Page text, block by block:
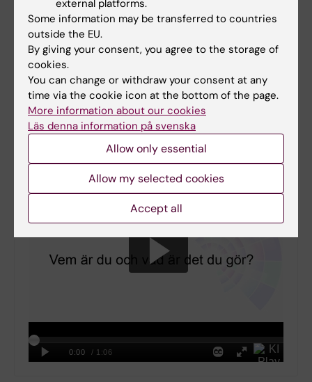
Jeffrey Yachnin
external platforms.
Some information may be transferred to countries
outside the EU.
By giving your consent, you agree to the storage of
cookies.
You can change or withdraw your consent at any
time via the cookie icon at the bottom of the page.
More information about our cookies
Läs denna information på svenska
Allow only essential
Allow my selected cookies
Accept all